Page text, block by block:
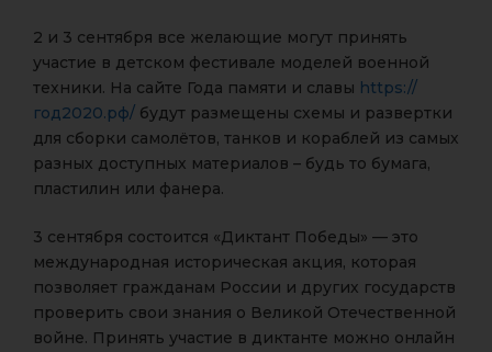
2 и 3 сентября все желающие могут принять
участие в детском фестивале моделей военной
техники. На сайте Года памяти и славы https://
год2020.рф/ будут размещены схемы и развертки
для сборки самолётов, танков и кораблей из самых
разных доступных материалов – будь то бумага,
пластилин или фанера.
3 сентября состоится «Диктант Победы» — это
международная историческая акция, которая
позволяет гражданам России и других государств
проверить свои знания о Великой Отечественной
войне. Принять участие в диктанте можно онлайн